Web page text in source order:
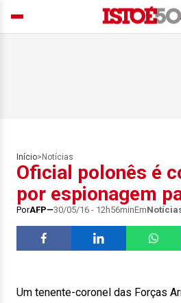
Início> Notícias
Oficial polonês é
por espionagem
PorAFP 30/05/16 - 12h56minEm
Um tenente-coronel das Forças